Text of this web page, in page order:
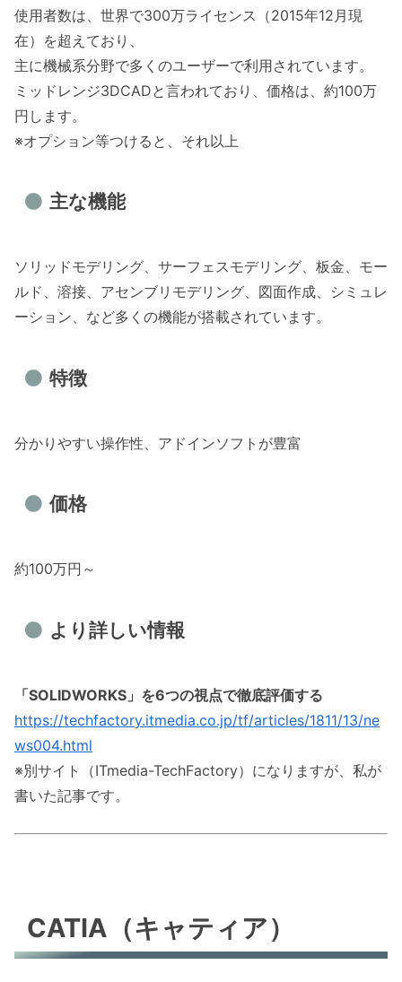
使用者数は、世界で300万ライセンス（2015年12月現
在）を超えており、
主に機械系分野で多くのユーザーで利用されています。
ミッドレンジ3DCADと言われており、価格は、約100万
円します。
※オプション等つけると、それ以上
主な機能
ソリッドモデリング、サーフェスモデリング、板金、モー
ルド、溶接、アセンブリモデリング、図面作成、シミュレ
ーション、など多くの機能が搭載されています。
特徴
分かりやすい操作性、アドインソフトが豊富
価格
約100万円～
より詳しい情報
「SOLIDWORKS」を6つの視点で徹底評価する
https://techfactory.itmedia.co.jp/tf/articles/1811/13/ne
ws004.html
※別サイト（ITmedia-TechFactory）になりますが、私が
書いた記事です。
CATIA（キャティア）